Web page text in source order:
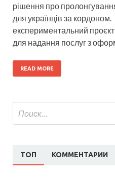
рішення про
для українців за
експериментальний
для надання послуг з
READ MORE
ТОП КОММЕНТАРИИ